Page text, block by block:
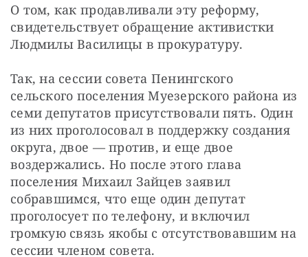
О том, как продавливали эту реформу,
свидетельствует обращение активистки
Людмилы Василицы в прокуратуру.
Так, на сессии совета Пенингского
сельского поселения Муезерского района из
семи депутатов присутствовали пять. Один
из них проголосовал в поддержку создания
округа, двое — против, и еще двое
воздержались. Но после этого глава
поселения Михаил Зайцев заявил
собравшимся, что еще один депутат
проголосует по телефону, и включил
громкую связь якобы с отсутствовавшим на
сессии членом совета.